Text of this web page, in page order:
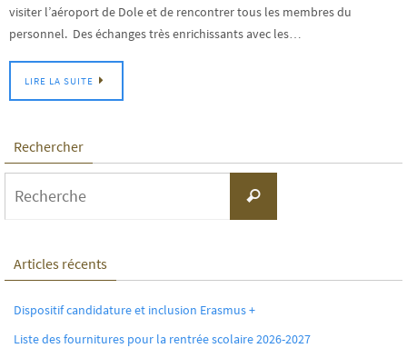
visiter l’aéroport de Dole et de rencontrer tous les membres du
personnel. Des échanges très enrichissants avec les…
LIRE LA SUITE
Rechercher
Recherche
Articles récents
Dispositif candidature et inclusion Erasmus +
Liste des fournitures pour la rentrée scolaire 2026-2027